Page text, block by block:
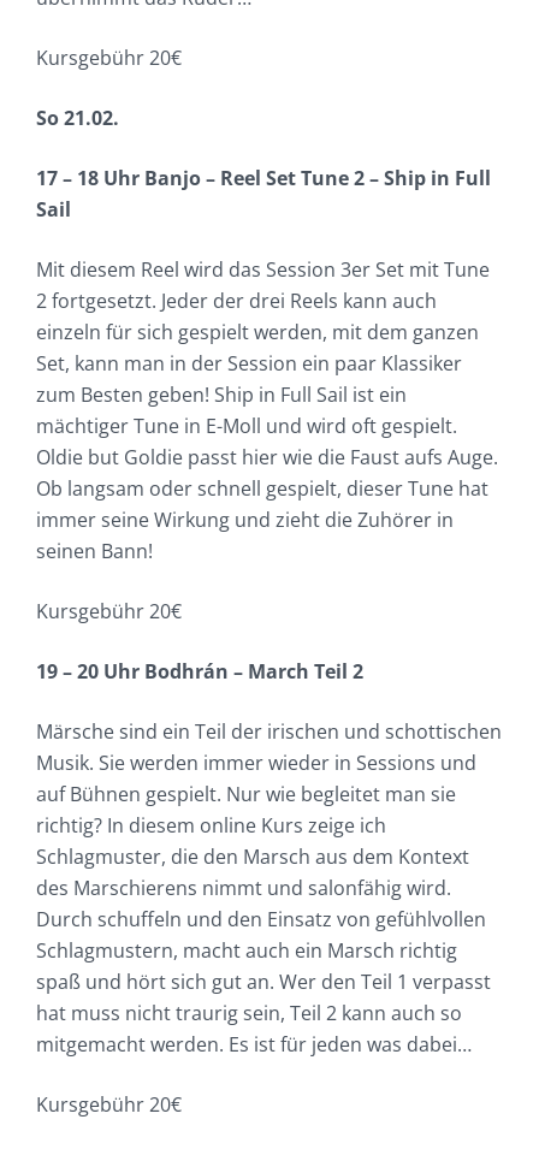
Kursgebühr 20€
So 21.02.
17 – 18 Uhr Banjo – Reel Set Tune 2 – Ship in Full
Sail
Mit diesem Reel wird das Session 3er Set mit Tune
2 fortgesetzt. Jeder der drei Reels kann auch
einzeln für sich gespielt werden, mit dem ganzen
Set, kann man in der Session ein paar Klassiker
zum Besten geben! Ship in Full Sail ist ein
mächtiger Tune in E-Moll und wird oft gespielt.
Oldie but Goldie passt hier wie die Faust aufs Auge.
Ob langsam oder schnell gespielt, dieser Tune hat
immer seine Wirkung und zieht die Zuhörer in
seinen Bann!
Kursgebühr 20€
19 – 20 Uhr Bodhrán – March Teil 2
Märsche sind ein Teil der irischen und schottischen
Musik. Sie werden immer wieder in Sessions und
auf Bühnen gespielt. Nur wie begleitet man sie
richtig? In diesem online Kurs zeige ich
Schlagmuster, die den Marsch aus dem Kontext
des Marschierens nimmt und salonfähig wird.
Durch schuffeln und den Einsatz von gefühlvollen
Schlagmustern, macht auch ein Marsch richtig
spaß und hört sich gut an. Wer den Teil 1 verpasst
hat muss nicht traurig sein, Teil 2 kann auch so
mitgemacht werden. Es ist für jeden was dabei…
Kursgebühr 20€